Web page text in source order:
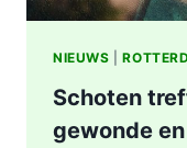
NIEUWS |
Schoten
gewonde